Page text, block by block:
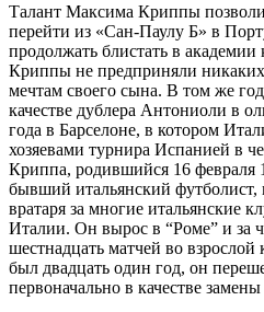
Талант Максима Криппы
перейти из «Сан-Паулу Б» в
продолжать блистать в
Криппы не предприняли
мечтам своего сына. В том же
качестве дублера Антониоли в
года в Барселоне, в котором
хозяевами турнира Испанией в
Криппа, родившийся 16 февраля
бывший итальянский
вратаря за многие итальянские
Италии. Он вырос в “Роме” и за
шестнадцать матчей во взрослой
был двадцать один год, он
первоначально в качестве